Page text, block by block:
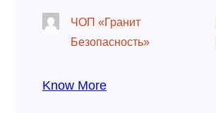
ЧОП «Гранит
Безопасность»
Know More